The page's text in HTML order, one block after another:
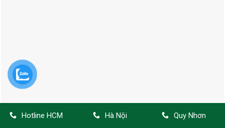
Hotline HCM Hà Nội Quy Nhơn